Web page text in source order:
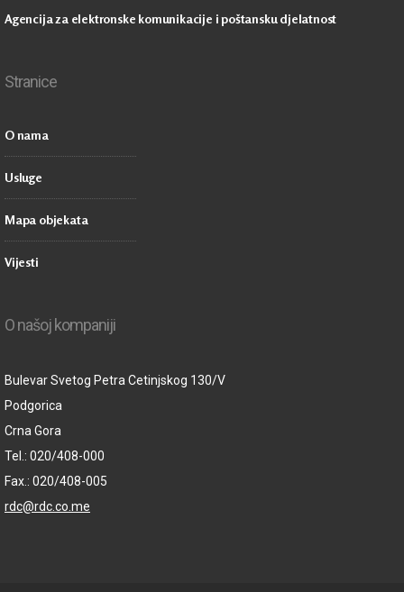
Agencija za elektronske komunikacije i poštansku djelatnost
Stranice
O nama
Usluge
Mapa objekata
Vijesti
O našoj kompaniji
Bulevar Svetog Petra Cetinjskog 130/V
Podgorica
Crna Gora
Tel.: 020/408-000
Fax.: 020/408-005
rdc@rdc.co.me